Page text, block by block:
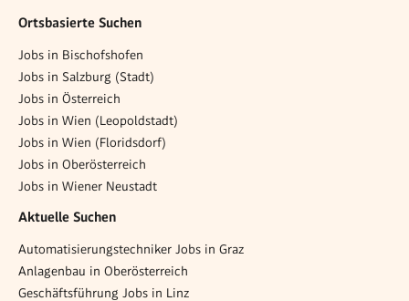
Ortsbasierte Suchen
Jobs in Bischofshofen
Jobs in Salzburg (Stadt)
Jobs in Österreich
Jobs in Wien (Leopoldstadt)
Jobs in Wien (Floridsdorf)
Jobs in Oberösterreich
Jobs in Wiener Neustadt
Aktuelle Suchen
Automatisierungstechniker Jobs in Graz
Anlagenbau in Oberösterreich
Geschäftsführung Jobs in Linz